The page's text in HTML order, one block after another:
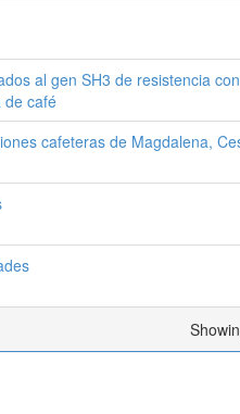
al gen SH3 de resistencia
de café
cafeteras de Magdalena,